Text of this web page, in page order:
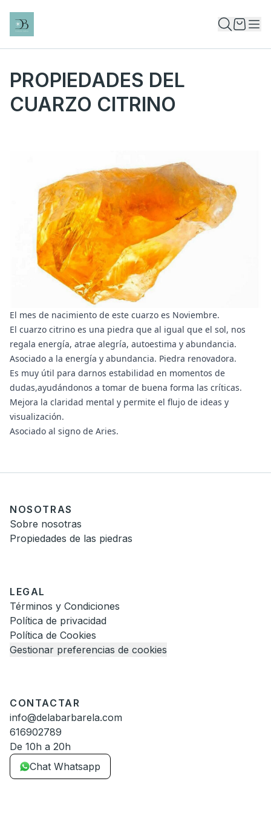
PROPIEDADES DEL
CUARZO CITRINO
El mes de nacimiento de este cuarzo es Noviembre.
El cuarzo citrino es una piedra que al igual que el sol, nos
regala energía, atrae alegría, autoestima y abundancia.
Asociado a la energía y abundancia. Piedra renovadora.
Es muy útil para darnos estabilidad en momentos de
dudas,ayudándonos a tomar de buena forma las críticas.
Mejora la claridad mental y permite el flujo de ideas y
visualización.
Asociado al signo de Aries.
NOSOTRAS
Sobre nosotras
Propiedades de las piedras
LEGAL
Términos y Condiciones
Política de privacidad
Política de Cookies
Gestionar preferencias de cookies
CONTACTAR
info@delabarbarela.com
616902789
De 10h a 20h
Chat Whatsapp